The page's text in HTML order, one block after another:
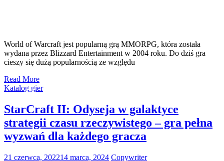
World of Warcraft jest popularną grą MMORPG, która została
wydana przez Blizzard Entertainment w 2004 roku. Do dziś gra
cieszy się dużą popularnością ze względu
Read More
Katalog gier
StarCraft II: Odyseja w galaktyce
strategii czasu rzeczywistego – gra pełna
wyzwań dla każdego gracza
21 czerwca, 202214 marca, 2024 Copywriter